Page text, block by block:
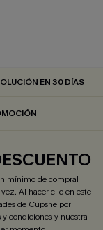
EN 30 DÍAS
mínimo de compra!
Al hacer clic en este
de Cupshe por
y condicionesy nuestra